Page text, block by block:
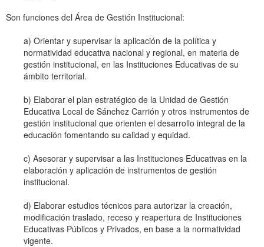
Son funciones del Área de Gestión Institucional:
a) Orientar y supervisar la aplicación de la política y
normatividad educativa nacional y regional, en materia de
gestión institucional, en las Instituciones Educativas de su
ámbito territorial.
b) Elaborar el plan estratégico de la Unidad de Gestión
Educativa Local de Sánchez Carrión y otros instrumentos de
gestión institucional que orienten el desarrollo integral de la
educación fomentando su calidad y equidad.
c) Asesorar y supervisar a las Instituciones Educativas en la
elaboración y aplicación de instrumentos de gestión
institucional.
d) Elaborar estudios técnicos para autorizar la creación,
modificación traslado, receso y reapertura de Instituciones
Educativas Públicos y Privados, en base a la normatividad
vigente.